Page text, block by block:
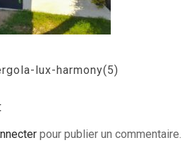
lux-harmony(5)
pour publier un commentaire.